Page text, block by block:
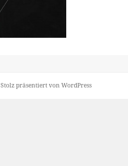
Stolz präsentiert von WordPress